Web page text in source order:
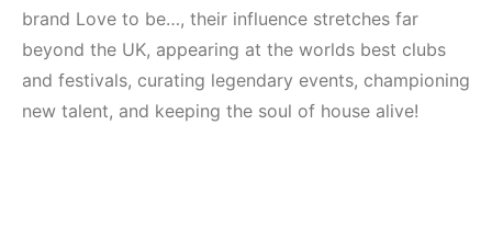
brand Love to be…, their influence stretches far
beyond the UK, appearing at the worlds best clubs
and festivals, curating legendary events, championing
new talent, and keeping the soul of house alive!